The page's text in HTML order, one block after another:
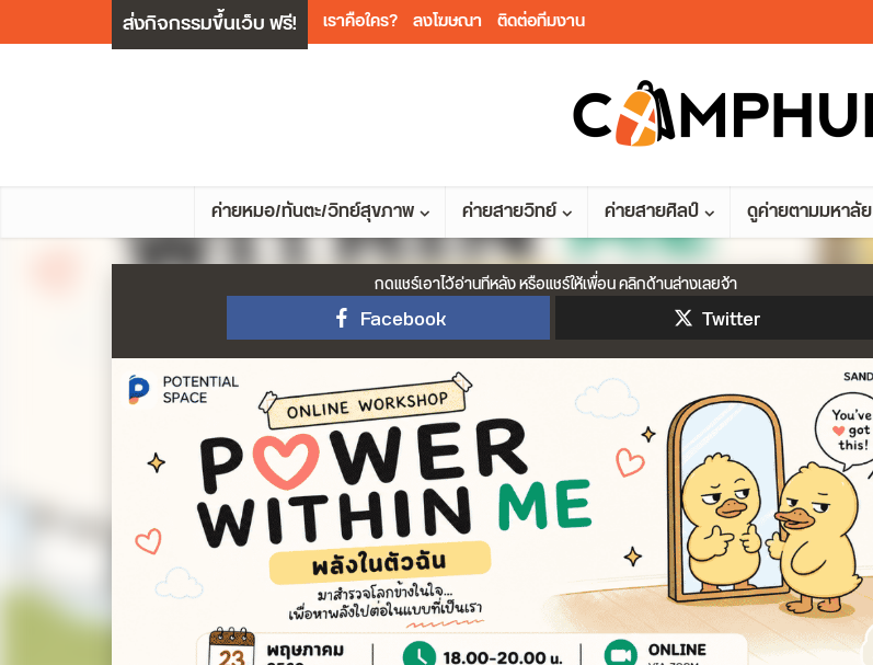
ส่งกิจกรรมขึ้นเว็บ ฟรี! เราคือใคร? ลงโฆษณา ติดต่อทีมงาน
ค่ายหมอ/ทันตะ/วิทย์สุขภาพ ค่ายสายวิทย์ ค่ายสายศิลป์ ดูค่ายตามมหาลัย
กดแชร์เอาไว้อ่านทีหลัง หรือแชร์ให้เพื่อน คลิกด้านล่างเลยจ้า
Facebook Twitter